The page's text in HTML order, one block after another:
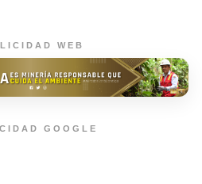
WEB
GOOGLE